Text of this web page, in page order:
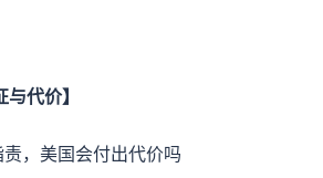
与代价】
责，美国会付出代价吗